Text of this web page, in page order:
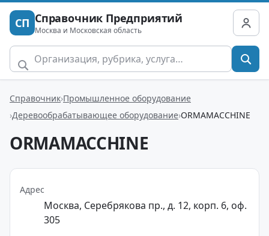
СП Справочник Предприятий
Москва и Московская область
Справочник Промышленное оборудование
Деревообрабатывающее оборудование ORMAMACCHINE
ORMAMACCHINE
Адрес
Москва, Серебрякова пр., д. 12, корп. 6, оф.
305